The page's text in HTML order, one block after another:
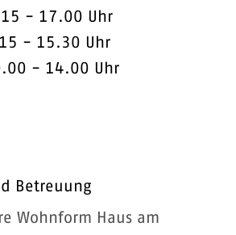
- 17.00 Uhr
- 15.30 Uhr
- 14.00 Uhr
Betreuung
Wohnform Haus am